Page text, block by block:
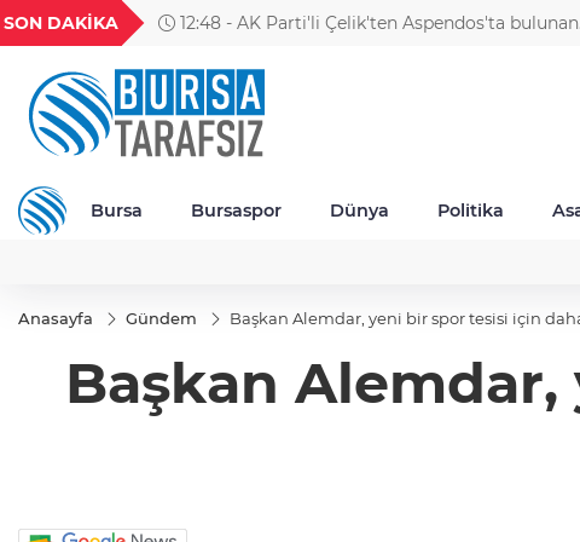
SON DAKİKA
12:48 - AK Parti'li Çelik'ten Aspendos'ta bulunan
18,2413
TND
16,2358
BGN
27,9743
VND
0,0018
Bursa Bursaspor Dünya Politika
Anasayfa Gündem Başkan Alemdar, yeni bir spor tesisi için
Başkan